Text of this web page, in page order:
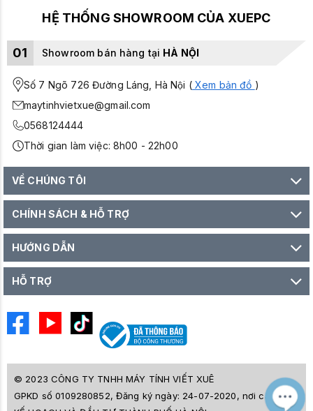
HỆ THỐNG SHOWROOM CỦA XUEPC
01 Showroom bán hàng tại HÀ NỘI
Số 7 Ngõ 726 Đường Láng, Hà Nội (Xem bản đồ )
maytinhvietxue@gmail.com
0568124444
Thời gian làm việc: 8h00 - 22h00
VỀ CHÚNG TÔI
CHÍNH SÁCH & HỖ TRỢ
HƯỚNG DẪN
HỖ TRỢ
© 2023 CÔNG TY TNHH MÁY TÍNH VIẾT XUÊ
GPKD số 0109280852, Đăng ký ngày: 24-07-2020, nơi cấp SỞ